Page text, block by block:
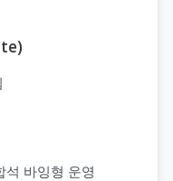
석 바잉형 운영